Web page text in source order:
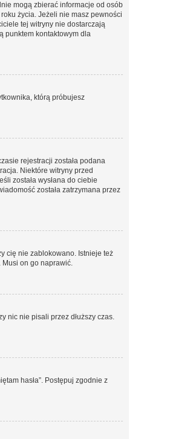
mogą zbierać informacje od osób
życia. Jeżeli nie masz pewności
tej witryny nie dostarczają
punktem kontaktowym dla
którą próbujesz
rejestracji została podana
Niektóre witryny przed
została wysłana do ciebie
została zatrzymana przez
cię nie zablokowano. Istnieje też
Musi on go naprawić.
nic nie pisali przez dłuższy czas.
hasła”. Postępuj zgodnie z